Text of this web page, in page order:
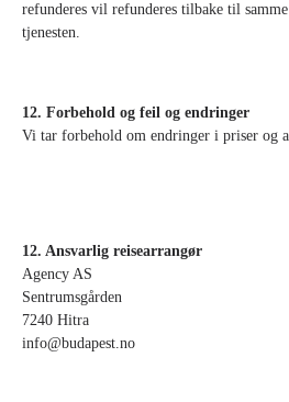
refunderes vil refunderes tilbake til
tjenesten.
12. Forbehold og feil og endringer
Vi tar forbehold om endringer i priser og
12. Ansvarlig reisearrangør
Agency AS
Sentrumsgården
7240 Hitra
info@budapest.no